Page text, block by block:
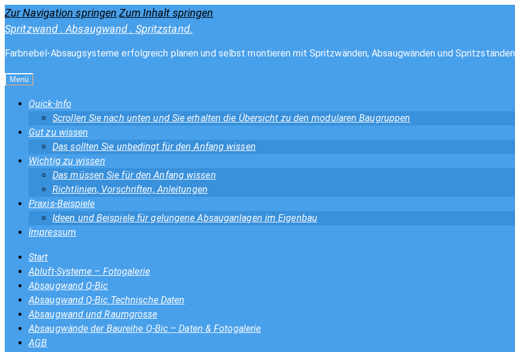
Zur Navigation springen Zum Inhalt springen
Spritzwand . Absaugwand . Spritzstand.
Farbnebel-Absaugsysteme erfolgreich planen und selbst montieren mit Spritzwänden, Absaugwänden und Spritzständen
Menü
Quick-Info
Scrollen Sie nach unten und Sie erhalten die Übersicht zu den modularen Baugruppen
Gut zu wissen
Das sollten Sie unbedingt für den Anfang wissen
Wichtig zu wissen
Das müssen Sie für den Anfang wissen
Richtlinien, Vorschriften, Anleitungen
Praxis-Beispiele
Ideen und Beispiele für gelungene Absauganlagen im Eigenbau
Impressum
Start
Abluft-Systeme – Fotogalerie
Absaugwand Q-Bic
Absaugwand Q-Bic Technische Daten
Absaugwand und Raumgrösse
Absaugwände der Baureihe Q-Bic – Daten & Fotogalerie
AGB